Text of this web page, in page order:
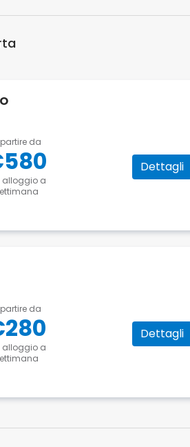
da
alloggio a
Dettagli
da
alloggio a
Dettagli